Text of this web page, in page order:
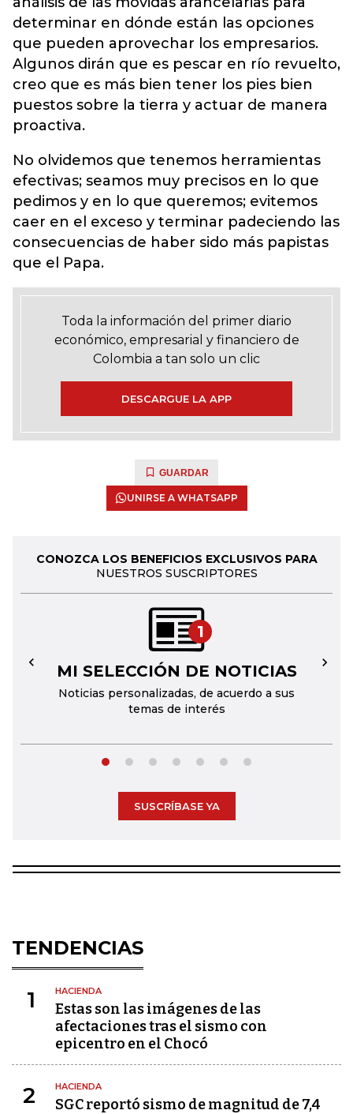
determinar en dónde están las opciones
que pueden aprovechar los empresarios.
Algunos dirán que es pescar en río revuelto,
creo que es más bien tener los pies bien
puestos sobre la tierra y actuar de manera
proactiva.
No olvidemos que tenemos herramientas
efectivas; seamos muy precisos en lo que
pedimos y en lo que queremos; evitemos
caer en el exceso y terminar padeciendo las
consecuencias de haber sido más papistas
que el Papa.
Toda la información del primer diario
económico, empresarial y financiero de
Colombia a tan solo un clic
DESCARGUE LA APP
GUARDAR
UNIRSE A WHATSAPP
CONOZCA LOS BENEFICIOS EXCLUSIVOS PARA
NUESTROS SUSCRIPTORES
1
MI SELECCIÓN DE NOTICIAS
Noticias personalizadas, de acuerdo a sus
temas de interés
← →
SUSCRÍBASE YA
TENDENCIAS
1 HACIENDA
Estas son las imágenes de las
afectaciones tras el sismo con
epicentro en el Chocó
2 HACIENDA
SGC reportó sismo de magnitud de 7,4